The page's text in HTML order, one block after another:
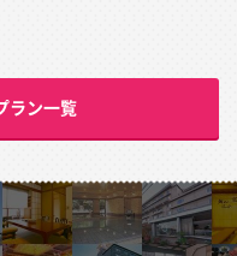
ラン一覧